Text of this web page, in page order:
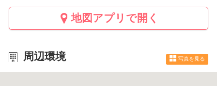
地図アプリで開く
周辺環境 写真を見る